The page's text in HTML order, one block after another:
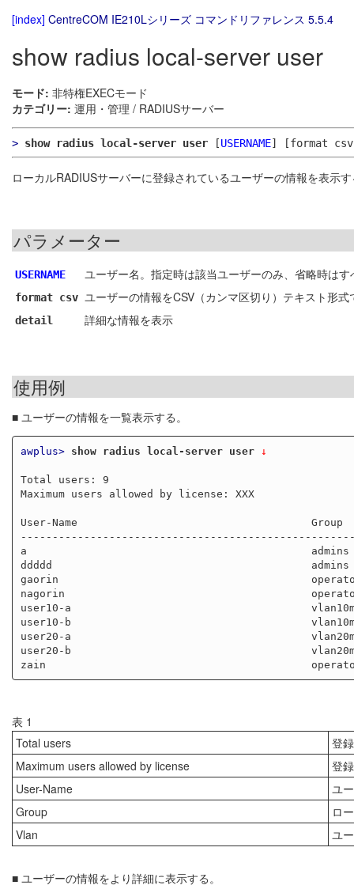
[index] CentreCOM IE210Lシリーズ コマンドリファレンス 5.5.4
show radius local-server user
モード: 非特権EXECモード
カテゴリー: 運用・管理 / RADIUSサーバー
> show radius local-server user [USERNAME] [format
ローカルRADIUSサーバーに登録されているユーザーの情報を表示
パラメーター
USERNAME ユーザー名。指定時は該当ユーザーのみ、省略時は
format csv ユーザーの情報をCSV（カンマ区切り）テキスト形
detail 詳細な情報を表示
使用例
■ ユーザーの情報を一覧表示する。
awplus> show radius local-server user ↓
Total users: 9
Maximum users allowed by license: XXX
User-Name                                     Group
a                                             admins
ddddd                                         admins
gaorin
nagorin
user10-a
user10-b
user20-a
user20-b
表 1
Total users
登
Maximum users allowed by license
登
User-Name
ユ
Group
ロ
Vlan
ユ
■ ユーザーの情報をより詳細に表示する。